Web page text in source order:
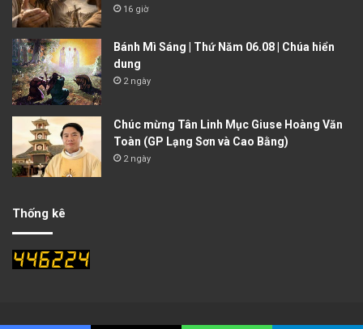
16 giờ
Bánh Mì Sáng | Thứ Năm 06.08 | Chúa hiển
dung
2 ngày
Chúc mừng Tân Linh Mục Giuse Hoàng Văn
Toàn (GP Lạng Sơn và Cao Bằng)
2 ngày
Thống kê